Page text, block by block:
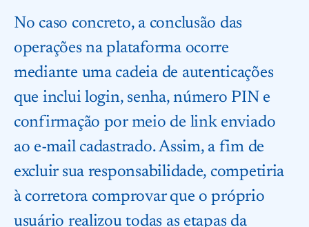
No caso concreto, a conclusão das
operações na plataforma ocorre
mediante uma cadeia de autenticações
que inclui login, senha, número PIN e
confirmação por meio de link enviado
ao e-mail cadastrado. Assim, a fim de
excluir sua responsabilidade, competiria
à corretora comprovar que o próprio
usuário realizou todas as etapas da